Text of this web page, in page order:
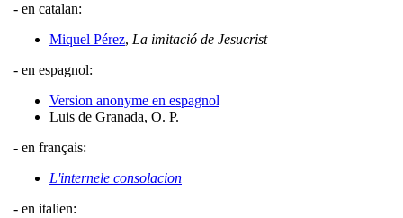
- en catalan:
Miquel Pérez, La imitació de Jesucrist
- en espagnol:
Version anonyme en espagnol
Luis de Granada, O. P.
- en français:
L'internele consolacion
- en italien: